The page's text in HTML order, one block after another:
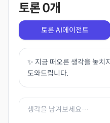
토론0개
토론 AI에이전트
✨ 지금 떠오른 생각을 놓치
도와드립니다.